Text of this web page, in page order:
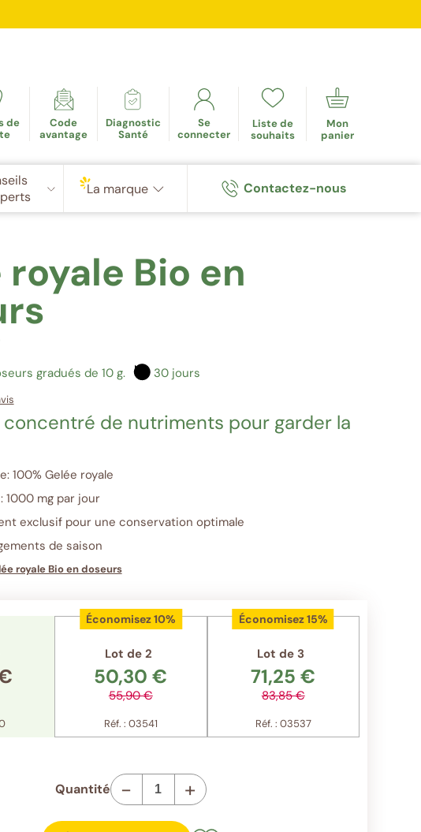
points cumulés
de
Code
avantage
Diagnostic
Santé
Se
connecter
Liste de
souhaits
Mon
panier
La marque Contactez-nous
royale Bio en
gradués de 10 g. 30 jours
concentré de nutriments pour garder la
100% Gelée royale
1000 mg par jour
exclusif pour une conservation optimale
de saison
royale Bio en doseurs
Économisez 10%
Lot de 2
50,30 €
55,90 €
Réf. : 03541
Économisez 15%
Lot de 3
71,25 €
83,85 €
Réf. : 03537
Quantité - +